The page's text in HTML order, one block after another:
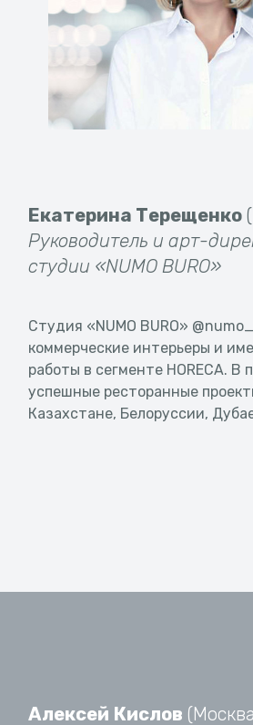
Екатерина Терещенко
Руководитель и арт-
студии «NUMO BURO»
Студия «NUMO BURO»
коммерческие интерьеры и
работы в сегменте HORECA. В
успешные ресторанные
Казахстане, Белоруссии,
Алексей Кислов